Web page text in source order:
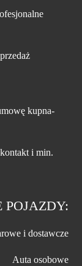
kupna-
i min.
POJAZDY:
i dostawcze
Auta osobowe